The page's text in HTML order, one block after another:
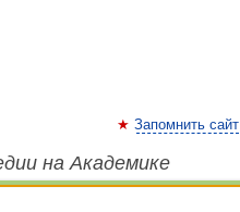
Запомнить сайт
на Академике